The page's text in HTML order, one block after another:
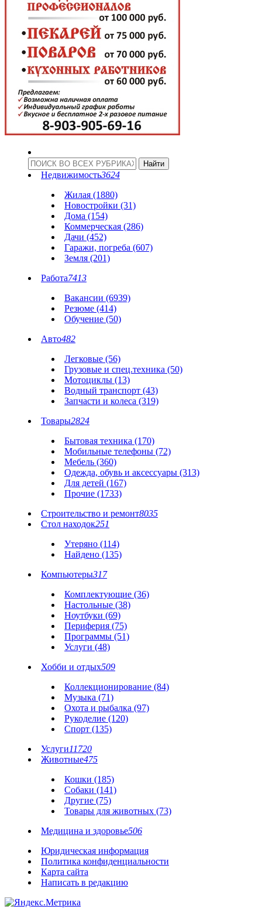
Недвижимость3624
Жилая (1880)
Новостройки (31)
Дома (154)
Коммерческая (286)
Дачи (452)
Гаражи, погреба (607)
Земля (201)
Работа7413
Вакансии (6939)
Резюме (414)
Обучение (50)
Авто482
Легковые (56)
Грузовые и спец.техника (50)
Мотоциклы (13)
Водный транспорт (43)
Запчасти и колеса (319)
Товары2824
Бытовая техника (170)
Мобильные телефоны (72)
Мебель (360)
Одежда, обувь и аксессуары (313)
Для детей (167)
Прочие (1733)
Строительство и ремонт8035
Стол находок251
Утеряно (114)
Найдено (135)
Компьютеры317
Комплектующие (36)
Настольные (38)
Ноутбуки (69)
Периферия (75)
Программы (51)
Услуги (48)
Хобби и отдых509
Коллекционирование (84)
Музыка (71)
Охота и рыбалка (97)
Рукоделие (120)
Спорт (135)
Услуги11720
Животные475
Кошки (185)
Собаки (141)
Другие (75)
Товары для животных (73)
Медицина и здоровье506
Юридическая информация
Политика конфиденциальности
Карта сайта
Написать в редакцию